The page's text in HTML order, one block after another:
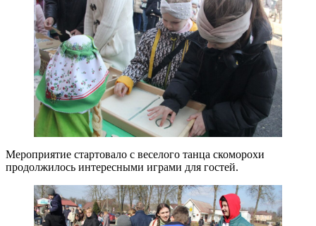
Мероприятие стартовало с веселого танца скоморохи
продолжилось интересными играми для гостей.